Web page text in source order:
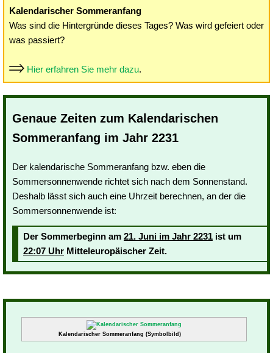
Kalendarischer Sommeranfang
Was sind die Hintergründe dieses Tages? Was wird gefeiert oder
was passiert?
Hier erfahren Sie mehr dazu.
Genaue Zeiten zum Kalendarischen
Sommeranfang im Jahr 2231
Der kalendarische Sommeranfang bzw. eben die
Sommersonnenwende richtet sich nach dem Sonnenstand.
Deshalb lässt sich auch eine Uhrzeit berechnen, an der die
Sommersonnenwende ist:
Der Sommerbeginn am 21. Juni im Jahr 2231 ist um
22:07 Uhr Mitteleuropäischer Zeit.
Kalendarischer Sommeranfang (Symbolbild)